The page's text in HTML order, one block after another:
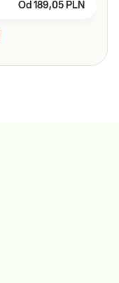
Od 189,05 PLN